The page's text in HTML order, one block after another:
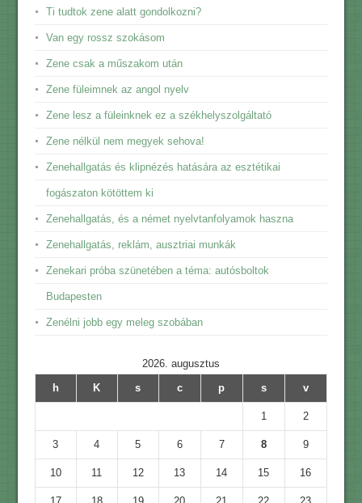
Ti tudtok zene alatt gondolkozni?
Van egy rossz szokásom
Zene csak a műszakom után
Zene füleimnek az angol nyelv
Zene lesz a füleinknek ez a székhelyszolgáltató
Zene nélkül nem megyek sehova!
Zenehallgatás és klipnézés hatására az esztétikai
fogászaton kötöttem ki
Zenehallgatás, és a német nyelvtanfolyamok haszna
Zenehallgatás, reklám, ausztriai munkák
Zenekari próba szünetében a téma: autósboltok
Budapesten
Zenélni jobb egy meleg szobában
2026. augusztus
h
K s c p s v
1 2
3 4 5 6 7 8 9
10 11 12 13 14 15 16